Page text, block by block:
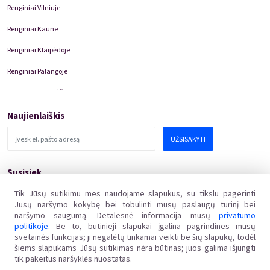
Tik Jūsų sutikimu mes naudojame slapukus, su tikslu pagerinti
Jūsų naršymo kokybę bei tobulinti mūsų paslaugų turinį bei
naršymo saugumą. Detalesnė informacija mūsų privatumo
politikoje. Be to, būtinieji slapukai įgalina pagrindines mūsų
svetainės funkcijas; ji negalėtų tinkamai veikti be šių slapukų, todėl
šiems slapukams Jūsų sutikimas nėra būtinas; juos galima išjungti
tik pakeitus naršyklės nuostatas.
Renginiai Vilniuje
Renginiai Kaune
Renginiai Klaipėdoje
Renginiai Palangoje
Renginiai Panevėžyje
Domino Teatro Spektakliai
Naujienlaiškis
UŽSISAKYTI
Susisiek
Adresas:Žalgirio g.135, LT-08217 Vilnius
Įmonės kodas:304769369
PVM mokėtojo kodas :LT100011648218